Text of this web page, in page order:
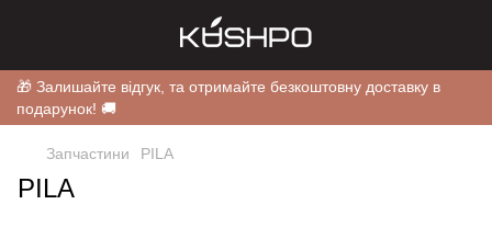
🎁 Залишайте відгук, та отримайте безкоштовну доставку в
подарунок! 🚚
Запчастини PILA
PILA